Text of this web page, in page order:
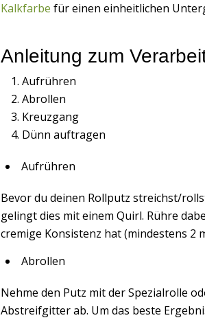
Kalkfarbe für einen einheitlichen
Anleitung zum
Aufrühren
Abrollen
Kreuzgang
Dünn auftragen
Aufrühren
Bevor du deinen Rollputz streichst/
gelingt dies mit einem Quirl. Rühre
cremige Konsistenz hat (mindestens 2
Abrollen
Nehme den Putz mit der Spezialrolle
Abstreifgitter ab. Um das beste